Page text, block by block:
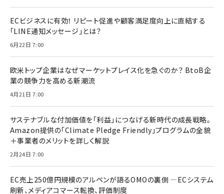
ECビジネスに有効！ リピート促進や顧客満足度向上に直結する
「LINE通知メッセージ」とは？
6月22日 7:00
欧米トップ企業はなぜマーケットプレイス化を急ぐのか？ BtoB企
業の競争力を高める新潮流
4月21日 7:00
サステナブルな付加価値を「利益」につなげる新時代の成長戦略。
Amazon提供の「Climate Pledge Friendly」プログラムの全貌
＋事業者のメリットを詳しく解説
2月24日 7:00
EC売上250億円規模のアルペンが語るOMOの裏側 ―ECシステム
刷新、メディアコマース転換、評価制度